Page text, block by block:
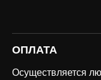
ОПЛАТА
Осуществляется
оплата и
Доставка по всей